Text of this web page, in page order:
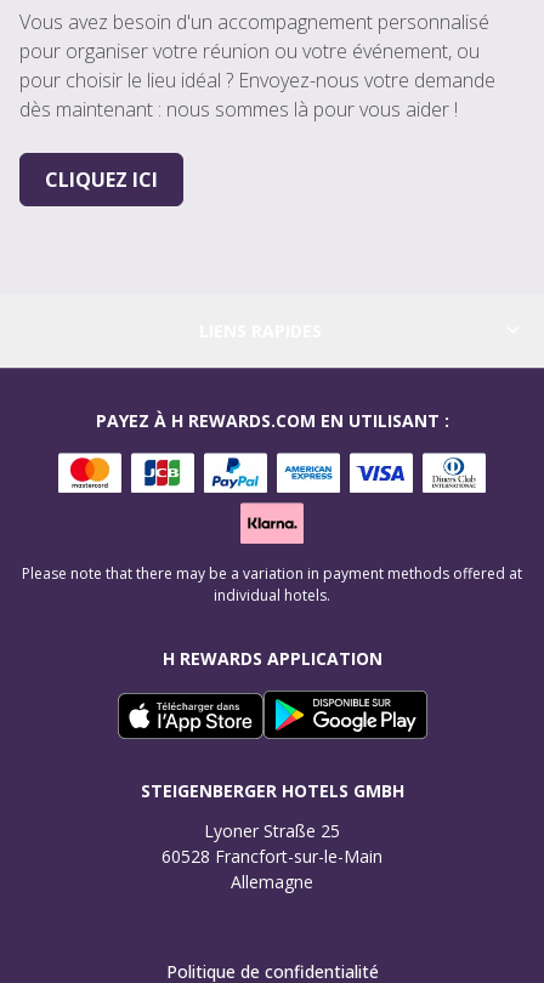
Vous avez besoin d'un accompagnement personnalisé
pour organiser votre réunion ou votre événement, ou
pour choisir le lieu idéal ? Envoyez-nous votre demande
dès maintenant : nous sommes là pour vous aider !
CLIQUEZ ICI
H REWARDS APPLICATION
STEIGENBERGER HOTELS GMBH
Lyoner Straße 25
60528 Francfort-sur-le-Main
Allemagne
PAYEZ À H REWARDS.COM EN UTILISANT :
Please note that there may be a variation in payment methods offered at
individual hotels.
Politique de confidentialité